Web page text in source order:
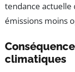
tendance
émissions moins
climatiques